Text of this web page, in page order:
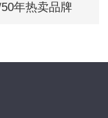
年热卖品牌